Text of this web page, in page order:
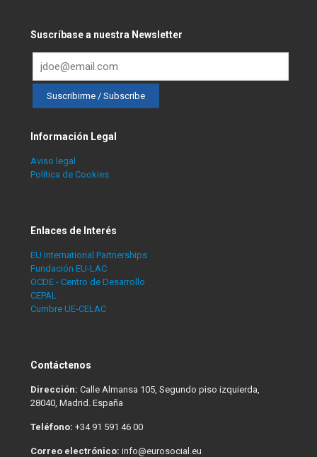
Suscríbase a nuestra Newsletter
Información Legal
Aviso legal
Política de Cookies
Enlaces de Interés
EU International Partnerships
Fundación EU-LAC
OCDE - Centro de Desarrollo
CEPAL
Cumbre UE-CELAC
Contáctenos
Dirección: Calle Almansa 105, Segundo piso izquierda,
28040, Madrid. España
Teléfono: +34 91 591 46 00
Correo electrónico: info@eurosocial.eu